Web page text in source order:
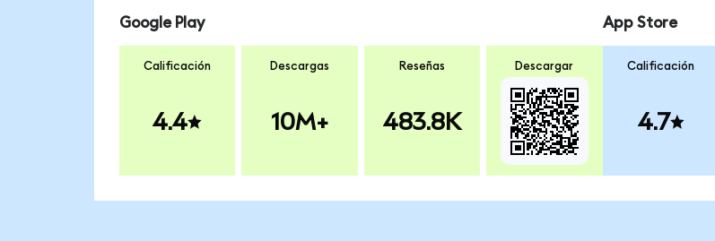
Google Play
Calificación
4.4
Descargas
10M+
Reseñas
483.8K
Descargar
App Store
Calificación
4.7